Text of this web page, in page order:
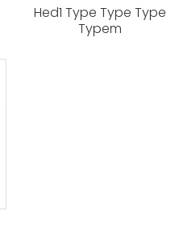
Hed1 Type Type Type
Typem